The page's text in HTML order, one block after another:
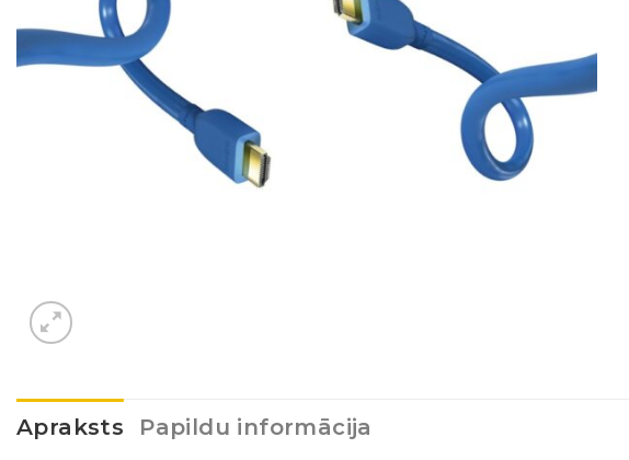
Apraksts Papildu informācija